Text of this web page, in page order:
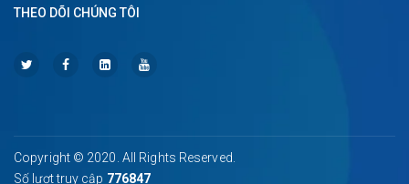
THEO DÕI CHÚNG TÔI
Copyright © 2020. All Rights Reserved.
Số lượt truy cập 776847